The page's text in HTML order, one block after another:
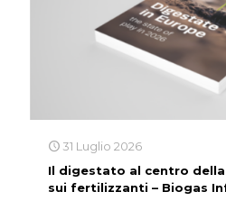
31 Luglio 2026
Il digestato al centro
sui fertilizzanti – Biogas